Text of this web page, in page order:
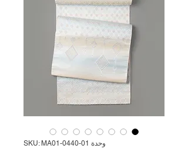
وحدة SKU: MA01-0440-01